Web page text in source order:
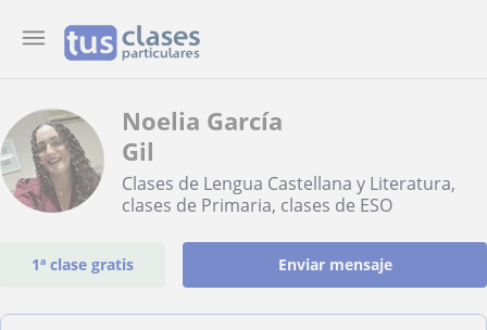
Noelia García
Gil
Clases de Lengua Castellana y Literatura,
clases de Primaria, clases de ESO
1ª clase gratis Enviar mensaje